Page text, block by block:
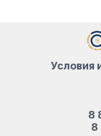
8
8
Условия